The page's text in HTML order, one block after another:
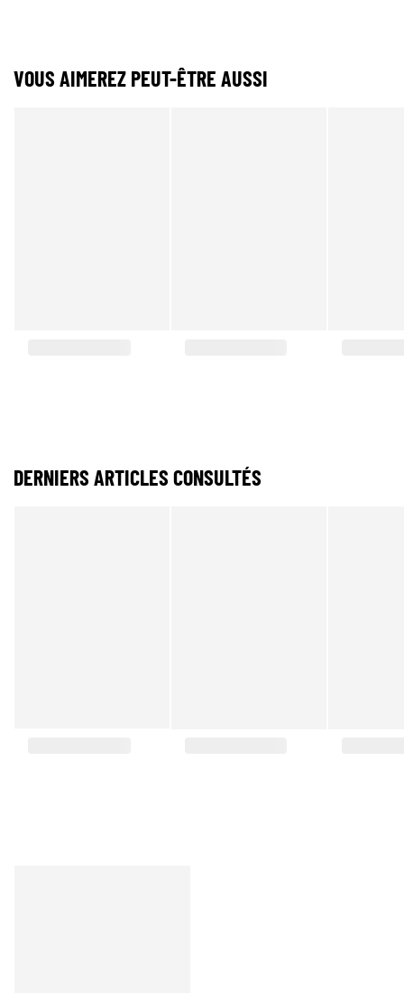
VOUS AIMEREZ PEUT-ÊTRE AUSSI
DERNIERS ARTICLES CONSULTÉS